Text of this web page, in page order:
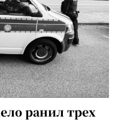
ранил трех